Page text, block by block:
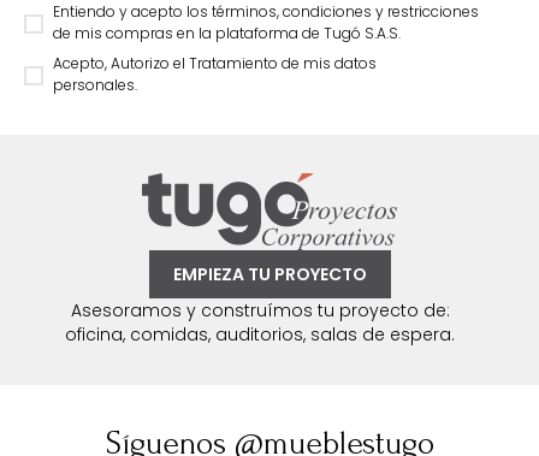
Entiendo y acepto los términos, condiciones y restricciones
de mis compras en la plataforma de Tugó S.A.S.
Acepto, Autorizo el Tratamiento de mis datos
personales.
EMPIEZA TU PROYECTO
Asesoramos y construímos tu proyecto de:
oficina, comidas, auditorios, salas de espera.
Síguenos @mueblestugo